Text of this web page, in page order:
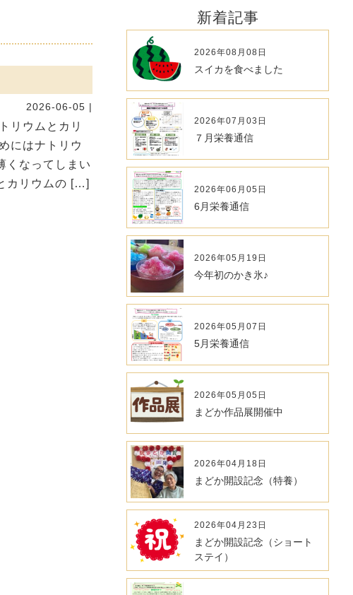
2026-06-05 |
リウムとカリ
にはナトリウ
くなってしまい
カリウムの […]
新着記事
2026年08月08日
スイカを食べました
2026年07月03日
７月栄養通信
2026年06月05日
6月栄養通信
2026年05月19日
今年初のかき氷♪
2026年05月07日
5月栄養通信
2026年05月05日
まどか作品展開催中
2026年04月18日
まどか開設記念（特養）
2026年04月23日
まどか開設記念（ショート
ステイ）